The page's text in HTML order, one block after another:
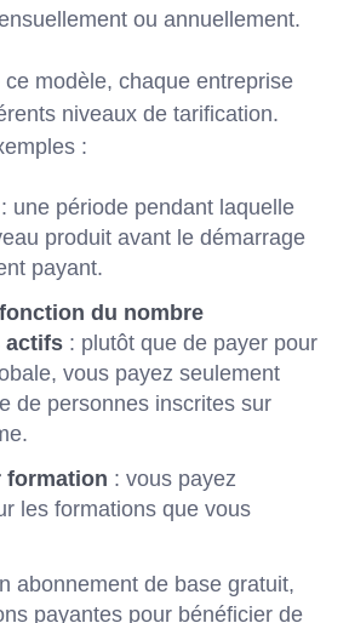
ou annuellement.
modèle, chaque entreprise
niveaux de tarification.
:
: une période pendant laquelle
produit avant le démarrage
payant.
du nombre
actifs : plutôt que de payer pour
vous payez seulement
de personnes inscrites sur
formation : vous payez
les formations que vous
abonnement de base gratuit,
payantes pour bénéficier de